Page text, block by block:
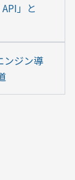
」と
ンジン導